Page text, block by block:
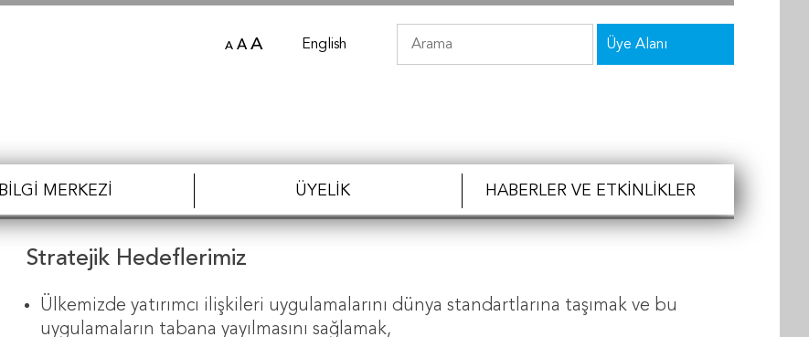
BILGI MERKEZI ÜYELIK HABERLER VE ETKINLIKLER
A A A English Üye Alanı
Stratejik Hedeflerimiz
Ülkemizde yatırımcı ilişkileri uygulamalarını dünya standartlarına taşımak ve bu
uygulamaların tabana yayılmasını sağlamak,